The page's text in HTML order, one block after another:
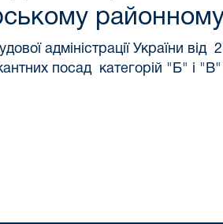
районному
адміністрації України
посад категорій "Б" і